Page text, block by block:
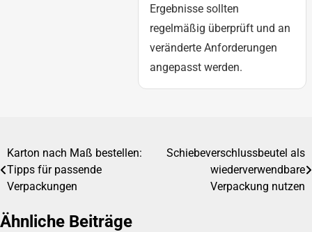
Ergebnisse sollten
regelmäßig überprüft und an
veränderte Anforderungen
angepasst werden.
Beitragsnavigation
Karton nach Maß bestellen:
Tipps für passende
Verpackungen
Schiebeverschlussbeutel als
wiederverwendbare
Verpackung nutzen
Ähnliche Beiträge